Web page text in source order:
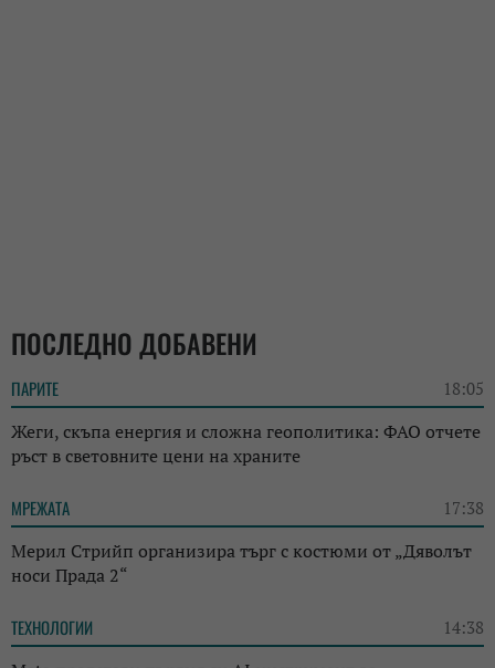
ПОСЛЕДНО ДОБАВЕНИ
ПАРИТЕ 18:05
Жеги, скъпа енергия и сложна геополитика: ФАО отчете
ръст в световните цени на храните
МРЕЖАТА 17:38
Мерил Стрийп организира търг с костюми от „Дяволът
носи Прада 2“
ТЕХНОЛОГИИ 14:38